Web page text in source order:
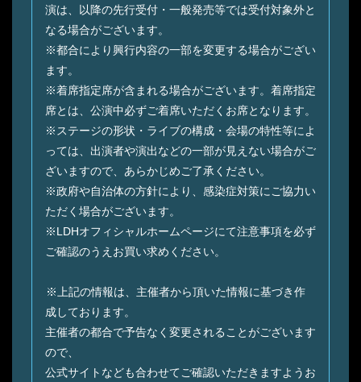
演は、以降の先行受付・一般発売等では受付対象外と
なる場合がございます。
※都合により興行内容の一部を変更する場合がござい
ます。
※着席指定席が含まれる場合がございます。着席指定
席とは、公演中必ずご着席いただくお席となります。
※ステージの形状・ライブの構成・会場の特性等によ
っては、出演者や演出などの一部が見えない場合がご
ざいますので、あらかじめご了承ください。
※政府や自治体の方針により、感染症対策にご協力い
ただく場合がございます。
※LDHオフィシャルホームページにて注意事項を必ず
ご確認のうえお買い求めください。
※上記の情報は、主催者から頂いた情報に基づき作
成しております。
主催者の都合で予告なく変更されることがございます
ので、
公式サイトなども合わせてご確認いただきますようお